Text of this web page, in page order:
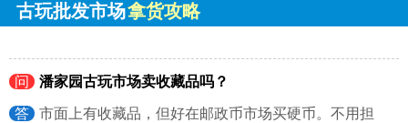
古玩批发市场拿货攻略
问 潘家园古玩市场卖收藏品吗？
答
市面上有收藏品，但好在邮政币市场买硬币。不用担